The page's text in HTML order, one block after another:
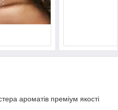
ароматів преміум якості